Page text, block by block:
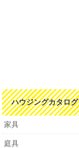
ハウジングカタログ
家具
庭具